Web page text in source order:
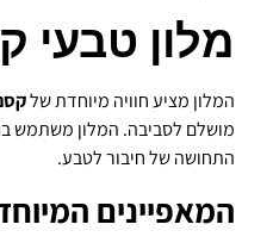
מלון טבעי
המלון מציע חוויה מיוחדת של
מושלם לסביבה. המלון משתמש
התחושה של חיבור לטבע.
המאפיינים